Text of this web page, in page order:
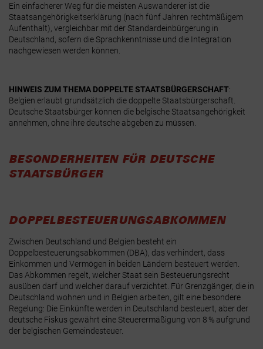
Ein einfacherer Weg für die meisten Auswanderer ist die
Staatsangehörigkeitserklärung (nach fünf Jahren rechtmäßigem
Aufenthalt), vergleichbar mit der Standardeinbürgerung in
Deutschland, sofern die Sprachkenntnisse und die Integration
nachgewiesen werden können.
HINWEIS ZUM THEMA DOPPELTE STAATSBÜRGERSCHAFT:
Belgien erlaubt grundsätzlich die doppelte Staatsbürgerschaft.
Deutsche Staatsbürger können die belgische Staatsangehörigkeit
annehmen, ohne ihre deutsche abgeben zu müssen.
BESONDERHEITEN FÜR DEUTSCHE
STAATSBÜRGER
DOPPELBESTEUERUNGSABKOMMEN
Zwischen Deutschland und Belgien besteht ein
Doppelbesteuerungsabkommen (DBA) , das verhindert, dass
Einkommen und Vermögen in beiden Ländern besteuert werden.
Das Abkommen regelt, welcher Staat sein Besteuerungsrecht
ausüben darf und welcher darauf verzichtet . Für Grenzgänger, die in
Deutschland wohnen und in Belgien arbeiten, gilt eine besondere
Regelung: Die Einkünfte werden in Deutschland besteuert, aber der
deutsche Fiskus gewährt eine Steuerermäßigung von 8 % aufgrund
der belgischen Gemeindesteuer.